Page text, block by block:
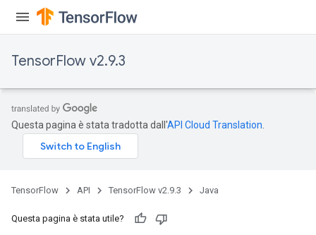
TensorFlow v2.9.3
Questa pagina è stata tradotta dall'API Cloud Translation
TensorFlow API TensorFlow v2.9.3 Java
Questa pagina è stata utile?